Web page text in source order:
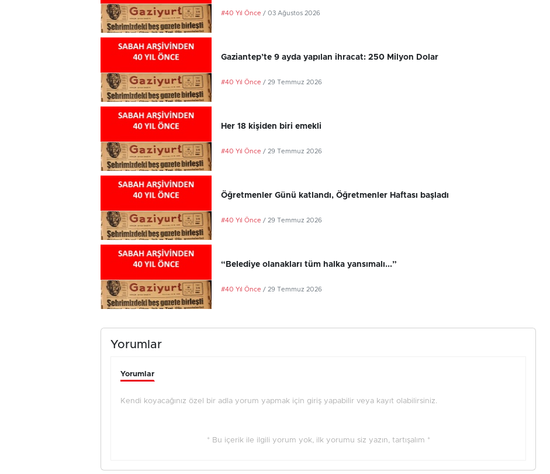
#40 Yıl Önce / 03 Ağustos 2026
Gaziantep’te 9 ayda yapılan ihracat: 250 Milyon Dolar
#40 Yıl Önce / 29 Temmuz 2026
Her 18 kişiden biri emekli
#40 Yıl Önce / 29 Temmuz 2026
Öğretmenler Günü katlandı, Öğretmenler Haftası başladı
#40 Yıl Önce / 29 Temmuz 2026
“Belediye olanakları tüm halka yansımalı...”
#40 Yıl Önce / 29 Temmuz 2026
Yorumlar
Yorumlar
Kendi koyacağınız özel bir adla yorum yapmak için giriş yapabilir veya kayıt olabilirsiniz.
* Bu içerik ile ilgili yorum yok, ilk yorumu siz yazın, tartışalım *